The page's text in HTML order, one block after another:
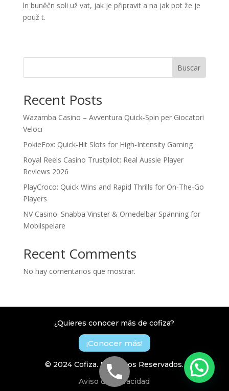
ln buněčn soli už vat, jak je připravit a na jak pot že je
použ t.
Buscar
Recent Posts
Wazamba Casino – Avventura Quick‑Spin per Giocatori
Veloci
PokieFox: Quick‑Hit Slots for High‑Intensity Gaming
Royal Reels Casino Trustpilot: Real Aussie Player
Reviews 2026
PlayCroco: Quick Wins and Rapid Thrills for On‑The‑Go
Players
NV Casino: Snabba Vinster & Omedelbar Spänning för
Mobilspelare
Recent Comments
No hay comentarios que mostrar.
¿Quieres conocer más de cofiza?
¡Conocer más!
© 2024 Cofiza. Derechos Reservados.
Aviso de privacidad